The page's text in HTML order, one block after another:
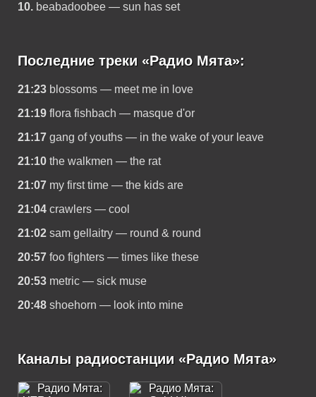
10. beabadoobee — sun has set
Последние треки «Радио Мята»:
21:23 blossoms — meet me in love
21:19 flora fishbach — masque d'or
21:17 gang of youths — in the wake of your leave
21:10 the walkmen — the rat
21:07 my first time — the kids are
21:04 crawlers — cool
21:02 sam gellaitry — round & round
20:57 foo fighters — times like these
20:53 metric — sick muse
20:48 shoehorn — look into mine
Каналы радиостанции «Радио Мята»